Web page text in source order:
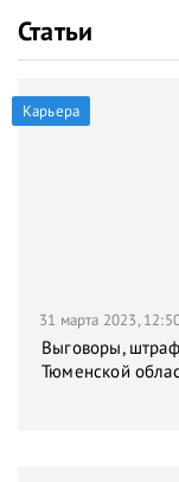
Статьи
Карьера
31 марта 2023,
Выговоры,
Тюменской